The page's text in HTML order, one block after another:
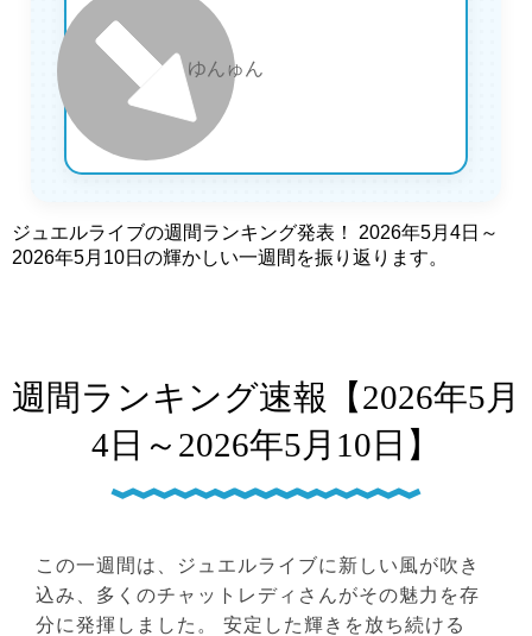
30 ゆんゅん
ジュエルライブの週間ランキング発表！ 2026年5月4日～
2026年5月10日の輝かしい一週間を振り返ります。
週間ランキング速報【2026年5月
4日～2026年5月10日】
この一週間は、ジュエルライブに新しい風が吹き
込み、多くのチャットレディさんがその魅力を存
分に発揮しました。 安定した輝きを放ち続ける